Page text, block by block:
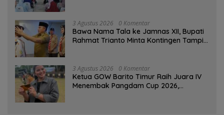
3 Agustus 2026 0 Komentar
Bawa Nama Tala ke Jamnas XII, Bupati
Rahmat Trianto Minta Kontingen Tampil
3 Agustus 2026 0 Komentar
Ketua GOW Barito Timur Raih Juara IV
Menembak Pangdam Cup 2026,